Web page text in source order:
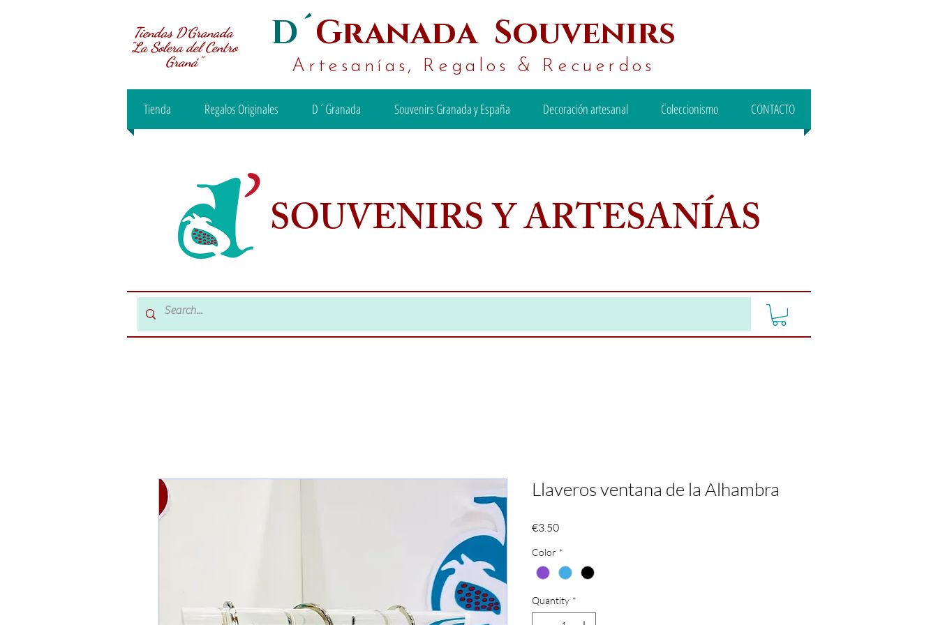
Tiendas D´Granada
"La Solera del Centro
Graná"
D´Granada Souvenirs
Artesanías, Regalos & Recuerdos
Tienda Regalos Originales D´Granada Souvenirs Granada y España Decoración artesanal Coleccionismo CONTACTO
SOUVENIRS Y ARTESANÍAS
Llaveros ventana de la Alhambra
€3.50Price
Color *
Quantity *